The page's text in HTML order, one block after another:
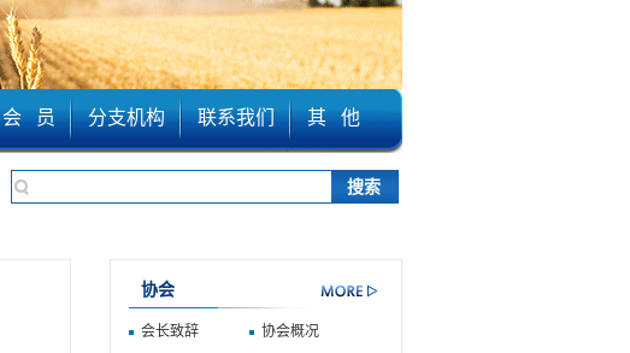
会 员 分支机构 联系我们 其 他
协会
会长致辞 协会概况